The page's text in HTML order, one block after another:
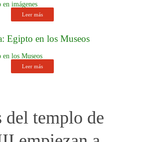
Leer más
del templo de
14/03/2019 – En el undécimo año de
Templo de Millones de Años de Tutmosis III,